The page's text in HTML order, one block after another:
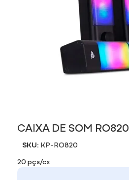
CAIXA DE SOM RO820
SKU: KP-RO820
20 pçs/cx